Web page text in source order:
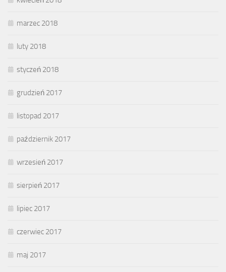
marzec 2018
luty 2018
styczeń 2018
grudzień 2017
listopad 2017
październik 2017
wrzesień 2017
sierpień 2017
lipiec 2017
czerwiec 2017
maj 2017